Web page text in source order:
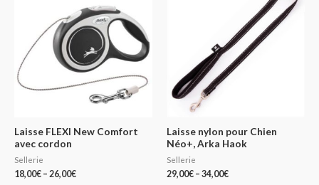
Laisse FLEXI New Comfort
avec cordon
Sellerie
18,00€ – 26,00€
Laisse nylon pour Chien
Néo+, Arka Haok
Sellerie
29,00€ – 34,00€